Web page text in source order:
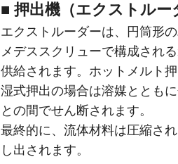
■ 押出機（エクストルー
エクストルーダーは、円筒形
メデススクリューで構成され
供給されます。ホットメルト
湿式押出の場合は溶媒ととも
との間でせん断されます。
最終的に、流体材料は圧縮さ
し出されます。